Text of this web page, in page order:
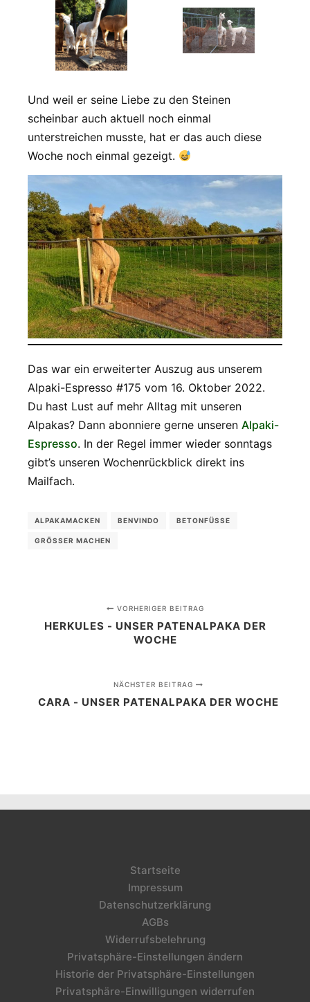
Und weil er seine Liebe zu den Steinen
scheinbar auch aktuell noch einmal
unterstreichen musste, hat er das auch diese
Woche noch einmal gezeigt.
Das war ein erweiterter Auszug aus unserem
Alpaki-Espresso #175 vom 16. Oktober 2022.
Du hast Lust auf mehr Alltag mit unseren
Alpakas? Dann abonniere gerne unseren Alpaki-
Espresso. In der Regel immer wieder sonntags
gibt’s unseren Wochenrückblick direkt ins
Mailfach.
ALPAKAMACKEN BENVINDO BETONFÜSSE
GRÖSSER MACHEN
VORHERIGER BEITRAG
HERKULES - UNSER PATENALPAKA DER
WOCHE
NÄCHSTER BEITRAG
CARA - UNSER PATENALPAKA DER WOCHE
Startseite
Impressum
Datenschutzerklärung
AGBs
Widerrufsbelehrung
Privatsphäre-Einstellungen ändern
Historie der Privatsphäre-Einstellungen
Privatsphäre-Einwilligungen widerrufen